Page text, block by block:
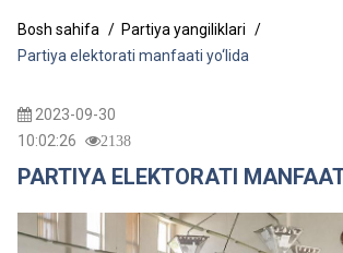
Bosh sahifa
Partiya yangiliklari
Partiya elektorati manfaati yo‘lida
2023-09-30
10:02:26
2138
PARTIYA ELEKTORATI